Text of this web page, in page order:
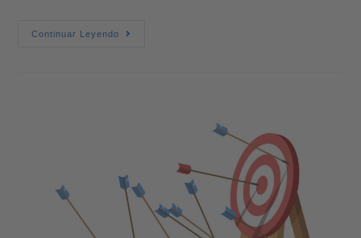
Continuar Leyendo